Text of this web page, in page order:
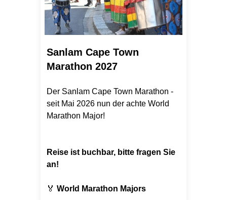
Sanlam Cape Town
Marathon 2027
Der Sanlam Cape Town Marathon -
seit Mai 2026 nun der achte World
Marathon Major!
Reise ist buchbar, bitte fragen Sie
an!
🏅 World Marathon Majors